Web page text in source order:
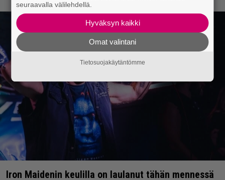
Iron Maidenin keulilla on laulanut tähän mennessä
seuraavalla välilehdellä.
Hyväksyn kaikki
Omat valintani
Tietosuojakäytäntömme